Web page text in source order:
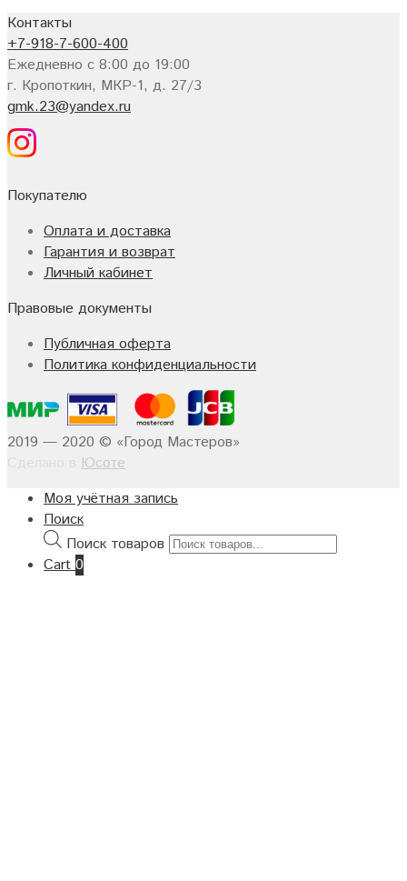
Контакты
+7-918-7-600-400
Ежедневно с 8:00 до 19:00
г. Кропоткин, МКР-1, д. 27/3
gmk.23@yandex.ru
Покупателю
Оплата и доставка
Гарантия и возврат
Личный кабинет
Правовые документы
Публичная оферта
Политика конфиденциальности
2019 — 2020 © «Город Мастеров»
Юсоте
Моя учётная запись
Поиск
Поиск товаров
Cart 0